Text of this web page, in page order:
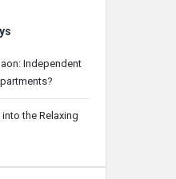
Independent
the Relaxing